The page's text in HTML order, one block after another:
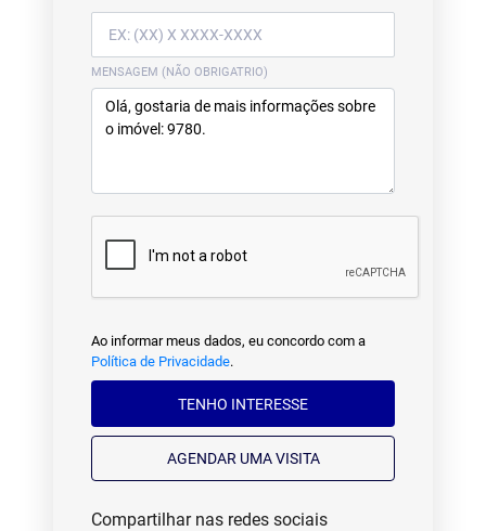
MENSAGEM (NÃO OBRIGATRIO)
Ao informar meus dados, eu concordo com a
Política de Privacidade.
TENHO INTERESSE
AGENDAR UMA VISITA
Compartilhar nas redes sociais